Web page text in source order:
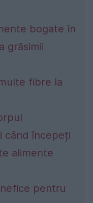
bogate în
grăsimii
fibre la
când începeți
alimente
pentru